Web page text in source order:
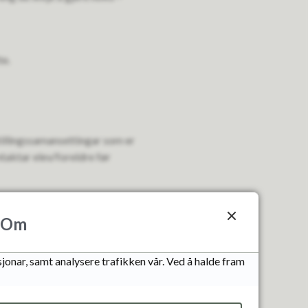
som er
elev/foreldre før
arbeid. For å førebu nytt
Om
samt analysere trafikken vår. Ved å halde fram